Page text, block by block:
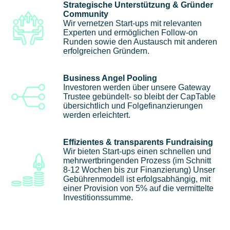
Strategische Unterstützung & Gründer
Community
Wir vernetzen Start-ups mit relevanten
Experten und ermöglichen Follow-on
Runden sowie den Austausch mit anderen
erfolgreichen Gründern.
Business Angel Pooling
Investoren werden über unsere Gateway
Trustee gebündelt- so bleibt der CapTable
übersichtlich und Folgefinanzierungen
werden erleichtert.
Effizientes & transparents Fundraising
Wir bieten Start-ups einen schnellen und
mehrwertbringenden Prozess (im Schnitt
8-12 Wochen bis zur Finanzierung) Unser
Gebührenmodell ist erfolgsabhängig, mit
einer Provision von 5% auf die vermittelte
Investitionssumme.